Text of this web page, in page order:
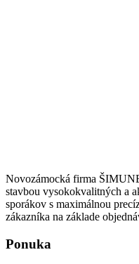
Novozámocká firma
stavbou vysokokvalitných a
sporákov s maximálnou
zákazníka na základe
Ponuka